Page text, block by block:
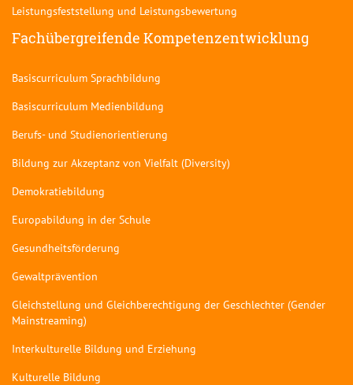
Leistungsfeststellung und Leistungsbewertung
Fachübergreifende Kompetenzentwicklung
Basiscurriculum Sprachbildung
Basiscurriculum Medienbildung
Berufs- und Studienorientierung
Bildung zur Akzeptanz von Vielfalt (Diversity)
Demokratiebildung
Europabildung in der Schule
Gesundheitsförderung
Gewaltprävention
Gleichstellung und Gleichberechtigung der Geschlechter (Gender
Mainstreaming)
Interkulturelle Bildung und Erziehung
Kulturelle Bildung